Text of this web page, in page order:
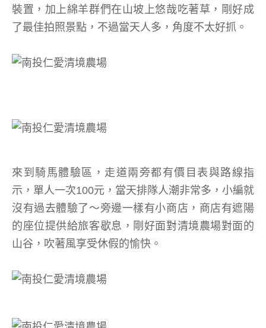
裝置，加上綿羊群們在山坡上悠哉吃著草，剛好成
了最佳拍照景點，不過當天人多，角度不太好抓。
來到騎馬體驗區，走道兩旁都有價目表與路線指
示，單人一次100元，當天排隊人潮非常多，小編就
沒有過去體驗了～旁邊一樣有小商店，商店有遮陽
的座位提供給旅客歇息，剛好面對清境農場對面的
山谷，吹著風享受休假的愉快。